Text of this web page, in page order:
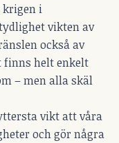
krigen i
vikten av
också av
finns helt enkelt
– men alla skäl
vikt att våra
och gör några